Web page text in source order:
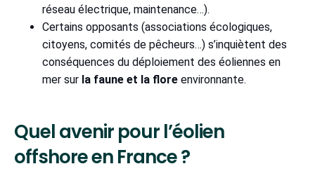
réseau électrique, maintenance…).
Certains opposants (associations écologiques,
citoyens, comités de pêcheurs…) s’inquiètent des
conséquences du déploiement des éoliennes en
mer sur la faune et la flore environnante.
Quel avenir pour l’éolien
offshore en France ?